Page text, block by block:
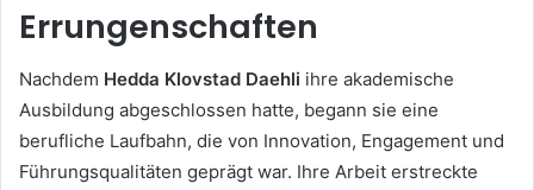
Errungenschaften
Nachdem Hedda Klovstad Daehli ihre akademische
Ausbildung abgeschlossen hatte, begann sie eine
berufliche Laufbahn, die von Innovation, Engagement und
Führungsqualitäten geprägt war. Ihre Arbeit erstreckte